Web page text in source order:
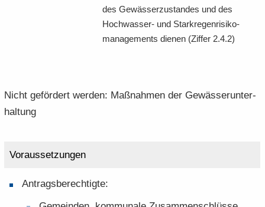
des Ge­wäs­ser­zu­stan­des und des
Hochwasser-​ und Stark­re­gen­ri­si­ko­
ma­nage­ments die­nen (Zif­fer 2.4.2)
Nicht ge­för­dert wer­den: Maß­nah­men der Ge­wäs­ser­un­ter­
hal­tung
Vor­aus­set­zun­gen
An­trags­be­rech­tig­te: